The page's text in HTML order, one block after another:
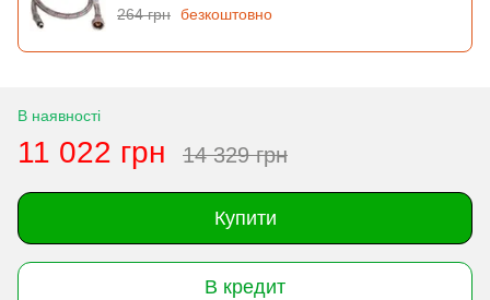
264 грн безкоштовно
В наявності
11 022 грн 14 329 грн
Купити
В кредит